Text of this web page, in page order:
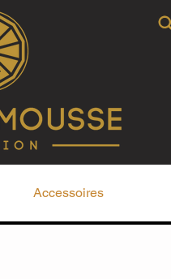
Accessoires